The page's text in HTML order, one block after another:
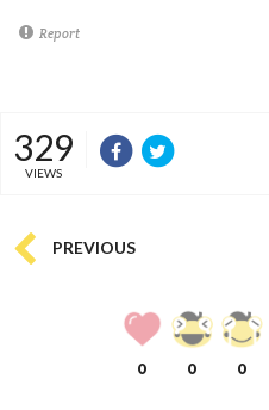
Report
329
VIEWS
PREVIOUS
0 0 0